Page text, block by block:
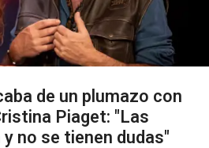
de un plumazo con
Piaget: "Las
no se tienen dudas"